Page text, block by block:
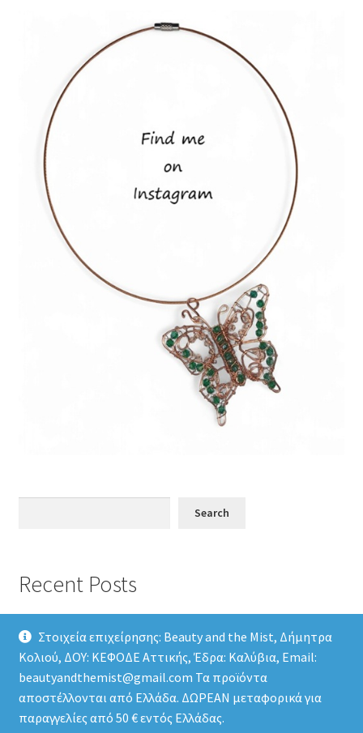
Search
Recent Posts
© Beauty and the Mist 2026
Privacy Policy
Built with Storefront & WooCommerce
Στοιχεία επιχείρησης: Beauty and the Mist, Δήμητρα
Κολιού, ΔΟΥ: ΚΕΦΟΔΕ Αττικής, Έδρα: Καλύβια, Email:
beautyandthemist@gmail.com Τα προϊόντα
αποστέλλονται από Ελλάδα. ΔΩΡΕΑΝ μεταφορικά για
παραγγελίες από 50 € εντός Ελλάδας.